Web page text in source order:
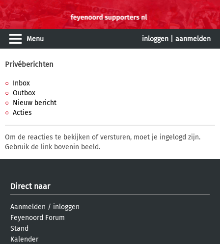
Menu inloggen aanmelden
Privéberichten
Inbox
Outbox
Nieuw bericht
Acties
Om de reacties te bekijken of versturen, moet je ingelogd zijn.
Gebruik de link bovenin beeld.
Direct naar
Aanmelden / inloggen
Feyenoord Forum
Stand
Kalender